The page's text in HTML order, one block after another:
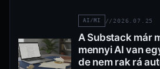
AI/MI // 2026.07.25
A Substack már
mennyi AI van
de nem rak rá